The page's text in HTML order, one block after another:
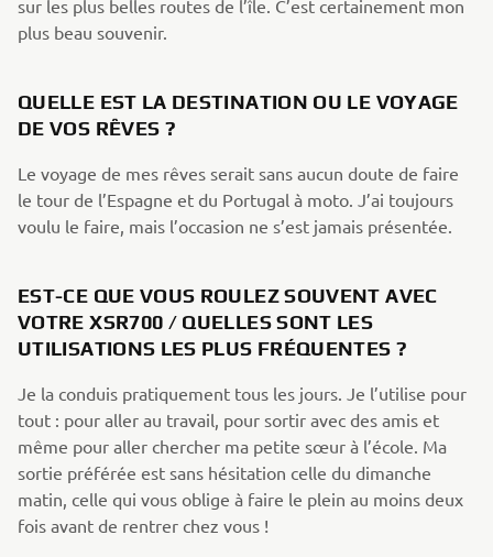
sur les plus belles routes de l’île. C’est certainement mon
plus beau souvenir.
QUELLE EST LA DESTINATION OU LE VOYAGE
DE VOS RÊVES ?
Le voyage de mes rêves serait sans aucun doute de faire
le tour de l’Espagne et du Portugal à moto. J’ai toujours
voulu le faire, mais l’occasion ne s’est jamais présentée.
EST-CE QUE VOUS ROULEZ SOUVENT AVEC
VOTRE XSR700 / QUELLES SONT LES
UTILISATIONS LES PLUS FRÉQUENTES ?
Je la conduis pratiquement tous les jours. Je l’utilise pour
tout : pour aller au travail, pour sortir avec des amis et
même pour aller chercher ma petite sœur à l’école. Ma
sortie préférée est sans hésitation celle du dimanche
matin, celle qui vous oblige à faire le plein au moins deux
fois avant de rentrer chez vous !